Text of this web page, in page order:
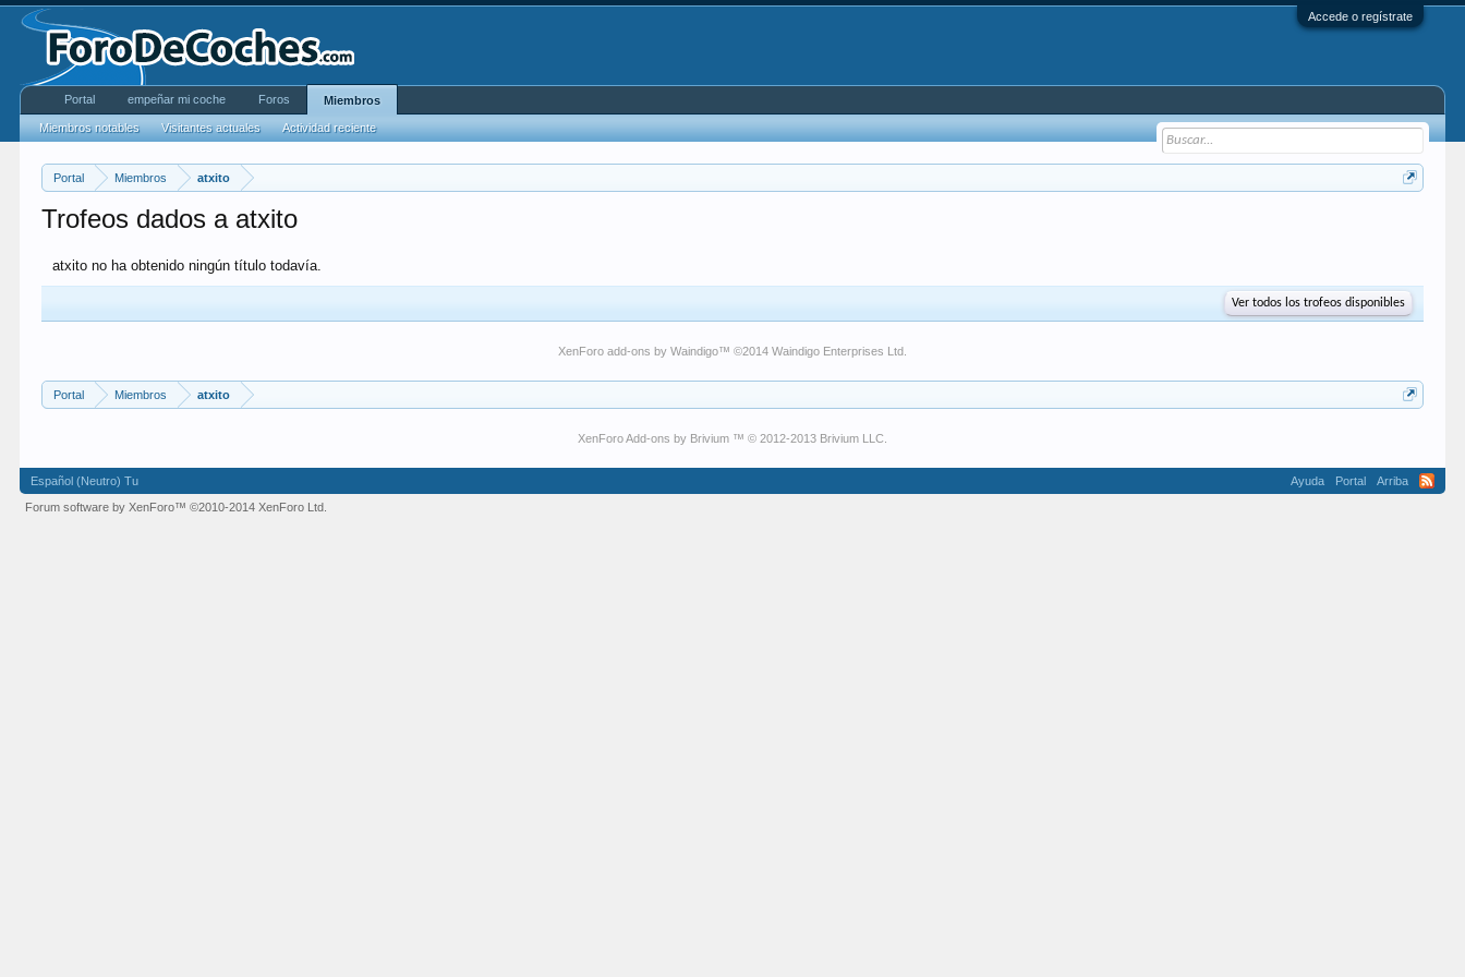
Accede o regístrate
Portal Miembros atxito
Trofeos dados a atxito
atxito no ha obtenido ningún título todavía.
Ver todos los trofeos disponibles
XenForo add-ons by Waindigo™ ©2014 Waindigo Enterprises Ltd
Portal Miembros atxito
XenForo Add-ons by Brivium ™ © 2012-2013 Brivium LLC.
Portal empeñar mi coche Foros Miembros
Miembros notables Visitantes actuales Actividad reciente
Español (Neutro) Tu Ayuda Portal
Arriba
Forum software by XenForo™©2010-2014 XenForo Ltd.